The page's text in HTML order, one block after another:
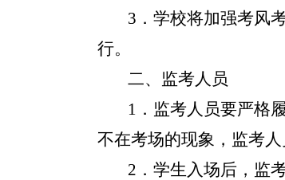
3 ．学校将加强考风
行。
二、监考人员
1 ．监考人员要严格
不在考场的现象，监考
2 ．学生入场后，监